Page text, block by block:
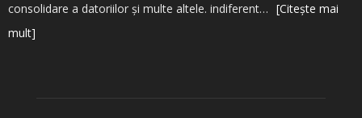
consolidare a datoriilor și multe altele. indiferent… [Citește mai
mult]